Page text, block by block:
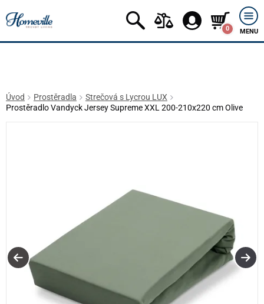
0 MENU
Úvod Prostěradla
Strečová s Lycrou LUX
Prostěradlo Vandyck Jersey Supreme XXL 200-210x220 cm Olive